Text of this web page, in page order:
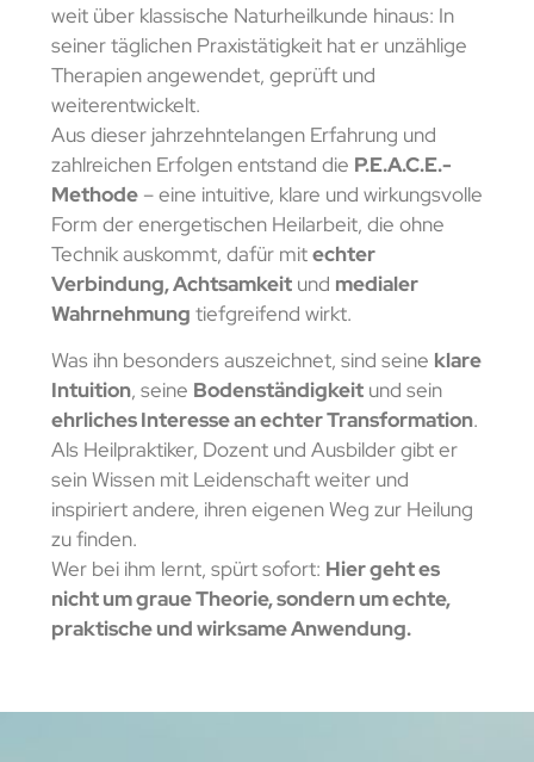
weit über klassische Naturheilkunde hinaus: In
seiner täglichen Praxistätigkeit hat er unzählige
Therapien angewendet, geprüft und
weiterentwickelt.
Aus dieser jahrzehntelangen Erfahrung und
zahlreichen Erfolgen entstand die P.E.A.C.E.-
Methode– eine intuitive, klare und wirkungsvolle
Form der energetischen Heilarbeit, die ohne
Technik auskommt, dafür mitechter
Verbindung, Achtsamkeitund medialer
Wahrnehmung tiefgreifend wirkt.
Was ihn besonders auszeichnet, sind seine klare
Intuition, seine Bodenständigkeitund sein
ehrliches Interesse an echter Transformation.
Als Heilpraktiker, Dozent und Ausbilder gibt er
sein Wissen mit Leidenschaft weiter und
inspiriert andere, ihren eigenen Weg zur Heilung
zu finden.
Wer bei ihm lernt, spürt sofort: Hier geht es
nicht um graue Theorie, sondern um echte,
praktische und wirksame Anwendung.